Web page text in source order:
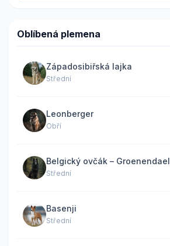
Oblíbená plemena
Západosibiřská lajka
Střední
Leonberger
Obří
Belgický ovčák – Groenendael
Střední
Basenji
Střední